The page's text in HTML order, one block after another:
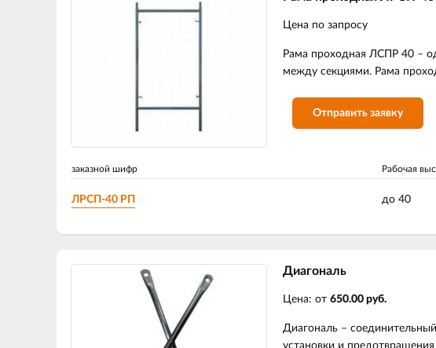
Цена по запросу
Рама проходная ЛСПР 40 –
между секциями. Рама
Отправить заявку
заказной шифр Рабочая
ЛРСП-40 РП до 40
Диагональ
Цена: от 650.00 руб.
Диагональ –
установки и